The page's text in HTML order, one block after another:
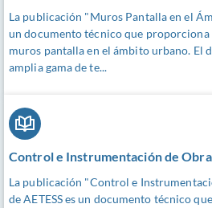
La publicación "Muros Pantalla en el
un documento técnico que
muros pantalla en el ámbito urbano. El
amplia gama de te...
Control e Instrumentación de
La publicación "Control e
de AETESS es un documento técnico